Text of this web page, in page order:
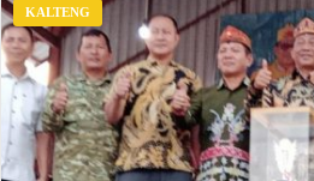
KALTENG